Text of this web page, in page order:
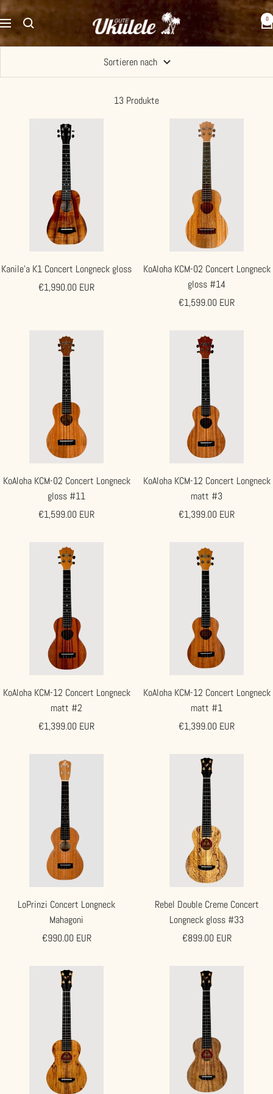
Direkt
zum
Inhalt
Navigation
Gute
Ukulele
0
Sortieren nach
13 Produkte
Kanile'a K1 Concert Longneck gloss
Angebotspreis
€1,990.00 EUR
KoAloha KCM-02 Concert Longneck
gloss #14
Angebotspreis
€1,599.00 EUR
KoAloha KCM-02 Concert Longneck
gloss #11
Angebotspreis
€1,599.00 EUR
KoAloha KCM-12 Concert Longneck
matt #3
Angebotspreis
€1,399.00 EUR
KoAloha KCM-12 Concert Longneck
matt #2
Angebotspreis
€1,399.00 EUR
KoAloha KCM-12 Concert Longneck
matt #1
Angebotspreis
€1,399.00 EUR
LoPrinzi Concert Longneck
Mahagoni
Angebotspreis
€990.00 EUR
Rebel Double Creme Concert
Longneck gloss #33
Angebotspreis
€899.00 EUR